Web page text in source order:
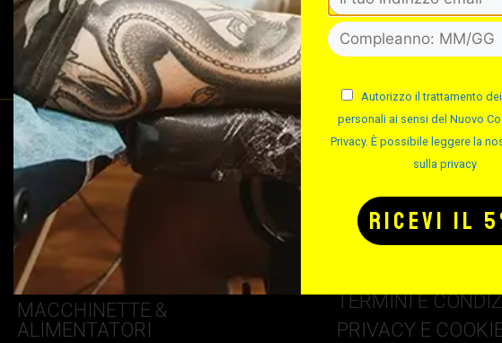
AGHI & GRIP
COLORI TATTOO
CONSUMABILE STUDIO
MACCHINETTE &
ALIMENTATORI
FAQ – DOMANDE
FREQUENTI
TERMINI E
PRIVACY E
Autorizzo il trattamento
personali ai sensi del Nuovo
Privacy. È possibile leggere la
sulla privacy